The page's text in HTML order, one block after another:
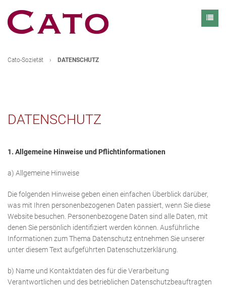
Cato-Sozietät › DATENSCHUTZ
DATENSCHUTZ
1. Allgemeine Hinweise und Pflichtinformationen
a) Allgemeine Hinweise
Die folgenden Hinweise geben einen einfachen Überblick darüber,
was mit Ihren personenbezogenen Daten passiert, wenn Sie diese
Website besuchen. Personenbezogene Daten sind alle Daten, mit
denen Sie persönlich identifiziert werden können. Ausführliche
Informationen zum Thema Datenschutz entnehmen Sie unserer
unter diesem Text aufgeführten Datenschutzerklärung.
b) Name und Kontaktdaten des für die Verarbeitung
Verantwortlichen und des betrieblichen Datenschutzbeauftragten